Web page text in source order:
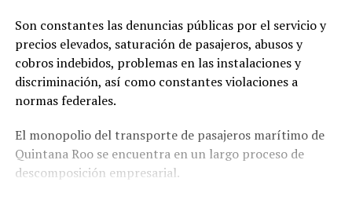
Son constantes las denuncias públicas por el servicio y
precios elevados, saturación de pasajeros, abusos y
cobros indebidos, problemas en las instalaciones y
discriminación, así como constantes violaciones a
normas federales.
El monopolio del transporte de pasajeros marítimo de
Quintana Roo se encuentra en un largo proceso de
descomposición empresarial.